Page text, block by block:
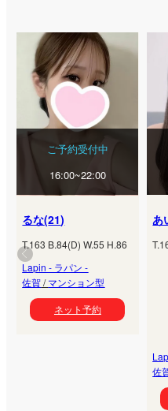
ご予約受付中
16:00~22:00
るな(21)
T.163 B.84(D) W.55 H.86
Lapin - ラパン -
佐賀/マンション型
ネット予約
あ
T.
佐